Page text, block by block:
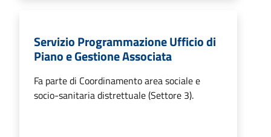
Servizio Programmazione Ufficio di
Piano e Gestione Associata
Fa parte di Coordinamento area sociale e
socio-sanitaria distrettuale (Settore 3).